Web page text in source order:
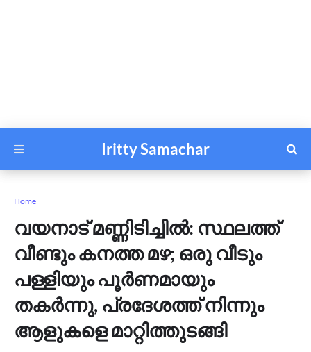
Iritty Samachar
Home
വയനാട് മണ്ണിടിച്ചിൽ: സ്ഥലത്ത്
വീണ്ടും കനത്ത മഴ; ഒരു വീടും
പള്ളിയും പൂർണമായും
തകർന്നു, പ്രദേശത്ത് നിന്നും
ആളുകളെ മാറ്റിത്തുടങ്ങി